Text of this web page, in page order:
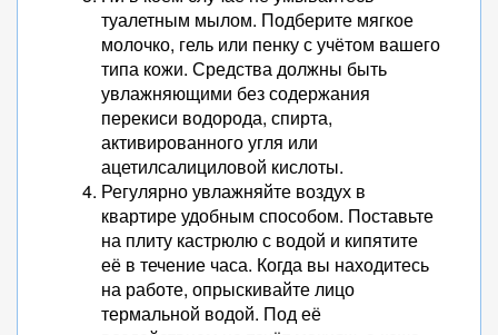
туалетным мылом. Подберите мягкое
молочко, гель или пенку с учётом вашего
типа кожи. Средства должны быть
увлажняющими без содержания
перекиси водорода, спирта,
активированного угля или
ацетилсалициловой кислоты.
Регулярно увлажняйте воздух в
квартире удобным способом. Поставьте
на плиту кастрюлю с водой и кипятите
её в течение часа. Когда вы находитесь
на работе, опрыскивайте лицо
термальной водой. Под её